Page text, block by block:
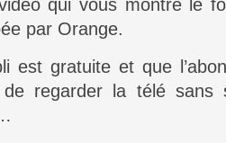
qui vous montre le
par Orange.
est gratuite et que
de regarder la télé sans